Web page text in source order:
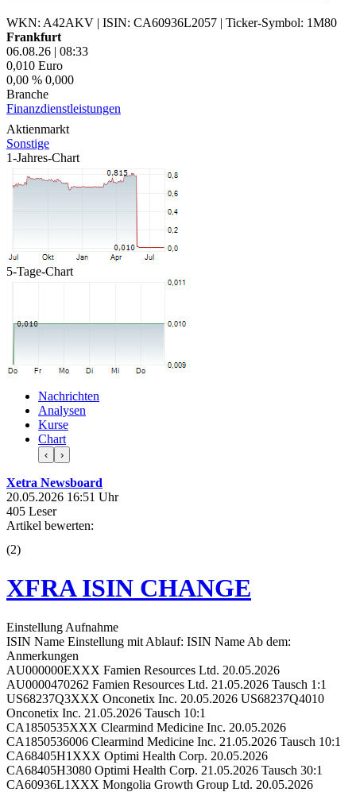
WKN: A42AKV | ISIN: CA60936L2057 | Ticker-Symbol: 1M80
Frankfurt
06.08.26 | 08:33
0,010 Euro
0,00 % 0,000
Branche
Finanzdienstleistungen
Aktienmarkt
Sonstige
1-Jahres-Chart
5-Tage-Chart
Nachrichten
Analysen
Kurse
Chart
‹ ›
Xetra Newsboard
20.05.2026 16:51 Uhr
405 Leser
Artikel bewerten:
(2)
XFRA ISIN CHANGE
Einstellung Aufnahme
ISIN Name Einstellung mit Ablauf: ISIN Name Ab dem:
Anmerkungen
AU000000EXXX Famien Resources Ltd. 20.05.2026
AU0000470262 Famien Resources Ltd. 21.05.2026 Tausch 1:1
US68237Q3XXX Onconetix Inc. 20.05.2026 US68237Q4010
Onconetix Inc. 21.05.2026 Tausch 10:1
CA1850535XXX Clearmind Medicine Inc. 20.05.2026
CA1850536006 Clearmind Medicine Inc. 21.05.2026 Tausch 10:1
CA68405H1XXX Optimi Health Corp. 20.05.2026
CA68405H3080 Optimi Health Corp. 21.05.2026 Tausch 30:1
CA60936L1XXX Mongolia Growth Group Ltd. 20.05.2026